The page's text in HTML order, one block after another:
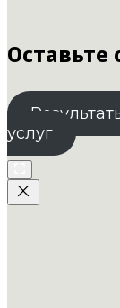
Оставьте
услуг